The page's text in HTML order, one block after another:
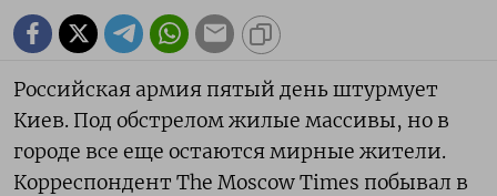
Российская армия пятый день штурмует
Киев. Под обстрелом жилые массивы, но в
городе все еще остаются мирные жители.
Корреспондент The Moscow Times побывал в